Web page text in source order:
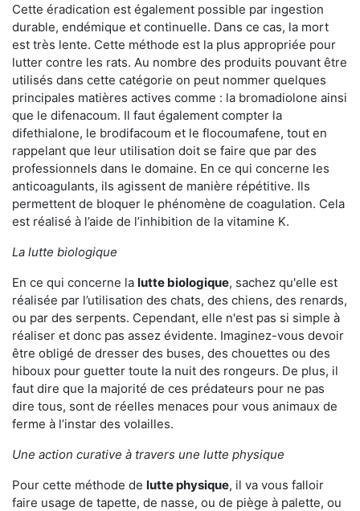
Cette éradication est également possible par ingestion
durable, endémique et continuelle. Dans ce cas, la mort
est très lente. Cette méthode est la plus appropriée pour
lutter contre les rats. Au nombre des produits pouvant être
utilisés dans cette catégorie on peut nommer quelques
principales matières actives comme : la bromadiolone ainsi
que le difenacoum. Il faut également compter la
difethialone, le brodifacoum et le flocoumafene, tout en
rappelant que leur utilisation doit se faire que par des
professionnels dans le domaine. En ce qui concerne les
anticoagulants, ils agissent de manière répétitive. Ils
permettent de bloquer le phénomène de coagulation. Cela
est réalisé à l’aide de l’inhibition de la vitamine K.
La lutte biologique
En ce qui concerne la lutte biologique, sachez qu'elle est
réalisée par l’utilisation des chats, des chiens, des renards,
ou par des serpents. Cependant, elle n'est pas si simple à
réaliser et donc pas assez évidente. Imaginez-vous devoir
être obligé de dresser des buses, des chouettes ou des
hiboux pour guetter toute la nuit des rongeurs. De plus, il
faut dire que la majorité de ces prédateurs pour ne pas
dire tous, sont de réelles menaces pour vous animaux de
ferme à l’instar des volailles.
Une action curative à travers une lutte physique
Pour cette méthode de lutte physique, il va vous falloir
faire usage de tapette, de nasse, ou de piège à palette, ou